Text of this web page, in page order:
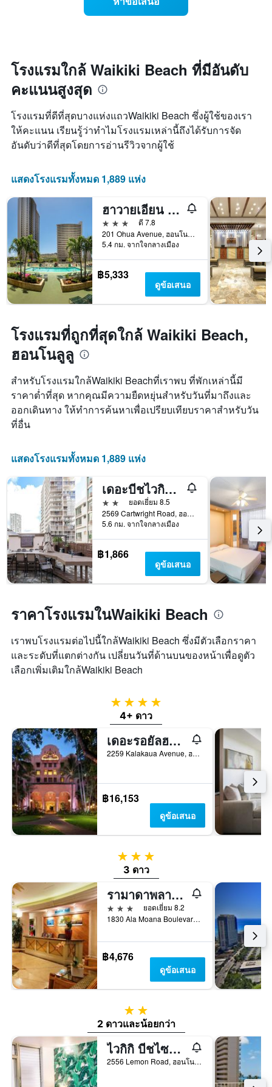
แแส
ดง
ราคา
ของ
ห้อง
พัก
วัน
ที่
เข้า
แผนภูมิ
มี
แกน
แกน
จำนวน
วัน
ก่อน
การ
เข้า
พัก
แผนภูมิ
มี
แกน
Y
แกน
แแส
ดง
ราคา
เฉลี่ย
ของ
ห้อง
พัก
โรงแรมใกล้ Waikiki Beach ที่มีอันดับ
คะแนนสูงสุด
โรงแรมที่ดีที่สุดบางแห่งแถวWaikiki Beach ซึ่งผู้ใช้ของเรา
ให้คะแนน เรียนรู้ว่าทำไมโรงแรมเหล่านี้ถึงได้รับการจัด
อันดับว่าดีที่สุดโดยการอ่านรีวิวจากผู้ใช้
แสดงโรงแรมทั้งหมด 1,889 แห่ง
ฮาวายเอียน ซัน ฮอลิเดย์ส์
3 ดาว
ดี 7.8
201 Ohua Avenue, ฮอนโนลูลู, เกาะโอวาฮู, HI, สหรัฐอเมริกา
5.4 กม. จากใจกลางเมือง
฿5,333
ดูข้อเสนอ
โรงแรมที่ถูกที่สุดใกล้ Waikiki Beach,
ฮอนโนลูลู
สำหรับโรงแรมใกล้Waikiki Beachที่เราพบ ที่พักเหล่านี้มี
ราคาต่ำที่สุด หากคุณมีความยืดหยุ่นสำหรับวันที่มาถึงและ
ออกเดินทาง ให้ทำการค้นหาเพื่อเปรียบเทียบราคาสำหรับวัน
ที่อื่น
แสดงโรงแรมทั้งหมด 1,889 แห่ง
เดอะบีชไวกิกิ บูทีคโฮสเทล
2 ดาว
ยอดเยี่ยม 8.5
2569 Cartwright Road, ฮอนโนลูลู, เกาะโอวาฮู, HI, สหรัฐอเมริกา
5.6 กม. จากใจกลางเมือง
฿1,866
ดูข้อเสนอ
ราคาโรงแรมในWaikiki Beach
เราพบโรงแรมต่อไปนี้ใกล้Waikiki Beach ซึ่งมีตัวเลือกราคา
และระดับที่แตกต่างกัน เปลี่ยนวันที่ด้านบนของหน้าเพื่อดูตัว
เลือกเพิ่มเติมใกล้Waikiki Beach
4 ดาว
4+ ดาว
เดอะรอยัลฮาวายเอี้ยน - ในเครือลักเชอรี่คอลเลกชั่นรีสอร์ท - ไวกิกิ
2259 Kalakaua Avenue, ฮอนโนลูลู, เกาะโอวาฮู, HI, สหรัฐอเมริกา
฿16,153
ดูข้อเสนอ
3 ดาว
3 ดาว
รามาดาพลาซ่า บายวินด์แฮม ไวกิกิ
3 ดาว
ยอดเยี่ยม 8.2
1830 Ala Moana Boulevard, ฮอนโนลูลู, เกาะโอวาฮู, HI, สหรัฐอเมริกา
฿4,676
ดูข้อเสนอ
2 ดาว
2 ดาวและน้อยกว่า
ไวกิกิ บีชไซด์โฮสเทล
2556 Lemon Road, ฮอนโนลูลู, เกาะโอวาฮู, HI, สหรัฐอเมริกา